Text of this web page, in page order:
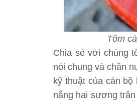
Tôm
Chia sẻ với chúng
nói chung và chăn
kỹ thuật của cán
nắng hai sương